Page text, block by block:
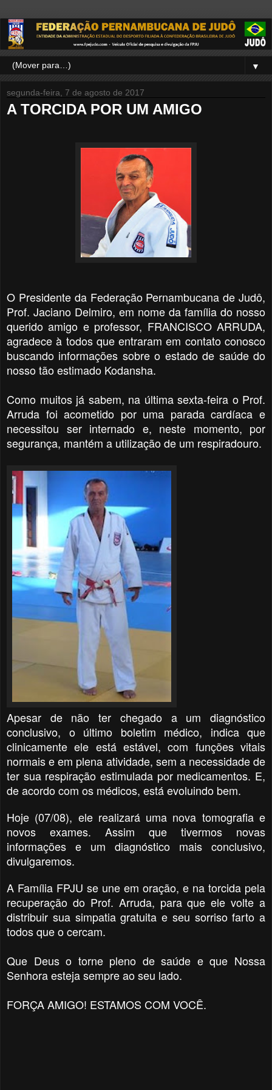
▼
segunda-feira, 7 de agosto de 2017
A TORCIDA POR UM AMIGO
O Presidente da Federação Pernambucana de Judô,
Prof. Jaciano Delmiro, em nome da família do nosso
querido amigo e professor, FRANCISCO ARRUDA,
agradece à todos que entraram em contato conosco
buscando informações sobre o estado de saúde do
nosso tão estimado Kodansha.
Como muitos já sabem, na última sexta-feira o Prof.
Arruda foi acometido por uma parada cardíaca e
necessitou ser internado e, neste momento, por
segurança, mantém a utilização de um respiradouro.
Apesar de não ter chegado a um diagnóstico
conclusivo, o último boletim médico, indica que
clinicamente ele está estável, com funções vitais
normais e em plena atividade, sem a necessidade de
ter sua respiração estimulada por medicamentos. E,
de acordo com os médicos, está evoluindo bem.
Hoje (07/08), ele realizará uma nova tomografia e
novos exames. Assim que tivermos novas
informações e um diagnóstico mais conclusivo,
divulgaremos.
A Família FPJU se une em oração, e na torcida pela
recuperação do Prof. Arruda, para que ele volte a
distribuir sua simpatia gratuita e seu sorriso farto a
todos que o cercam.
Que Deus o torne pleno de saúde e que Nossa
Senhora esteja sempre ao seu lado.
FORÇA AMIGO! ESTAMOS COM VOCÊ.